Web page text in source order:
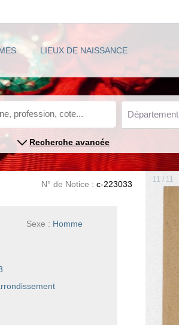
LIEUX DE NAISSANCE
Département
Recherche avancée
N° de Notice :c-223033
Sexe : Homme
11 / 11